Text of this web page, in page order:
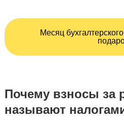
Месяц
Почему взносы за
называют